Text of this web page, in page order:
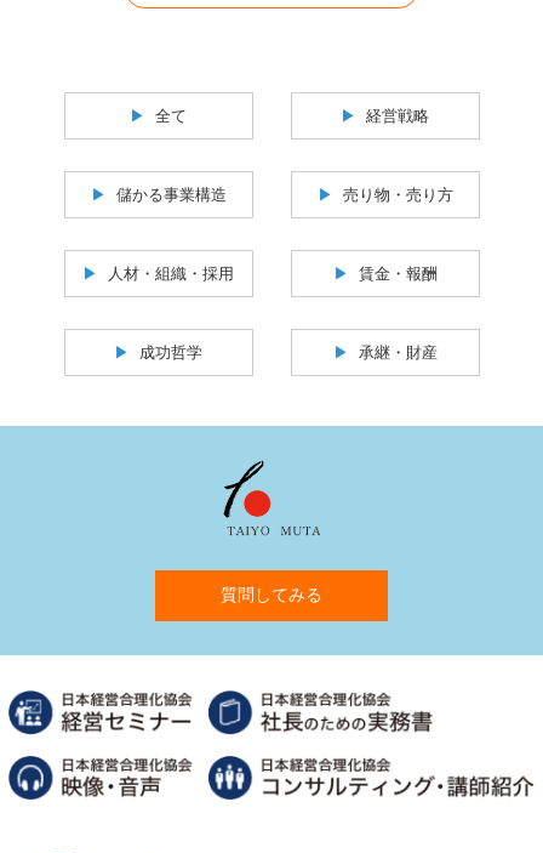
全て 経営戦略
儲かる事業構造 売り物・売り方
人材・組織・採用 賃金・報酬
成功哲学 承継・財産
質問してみる